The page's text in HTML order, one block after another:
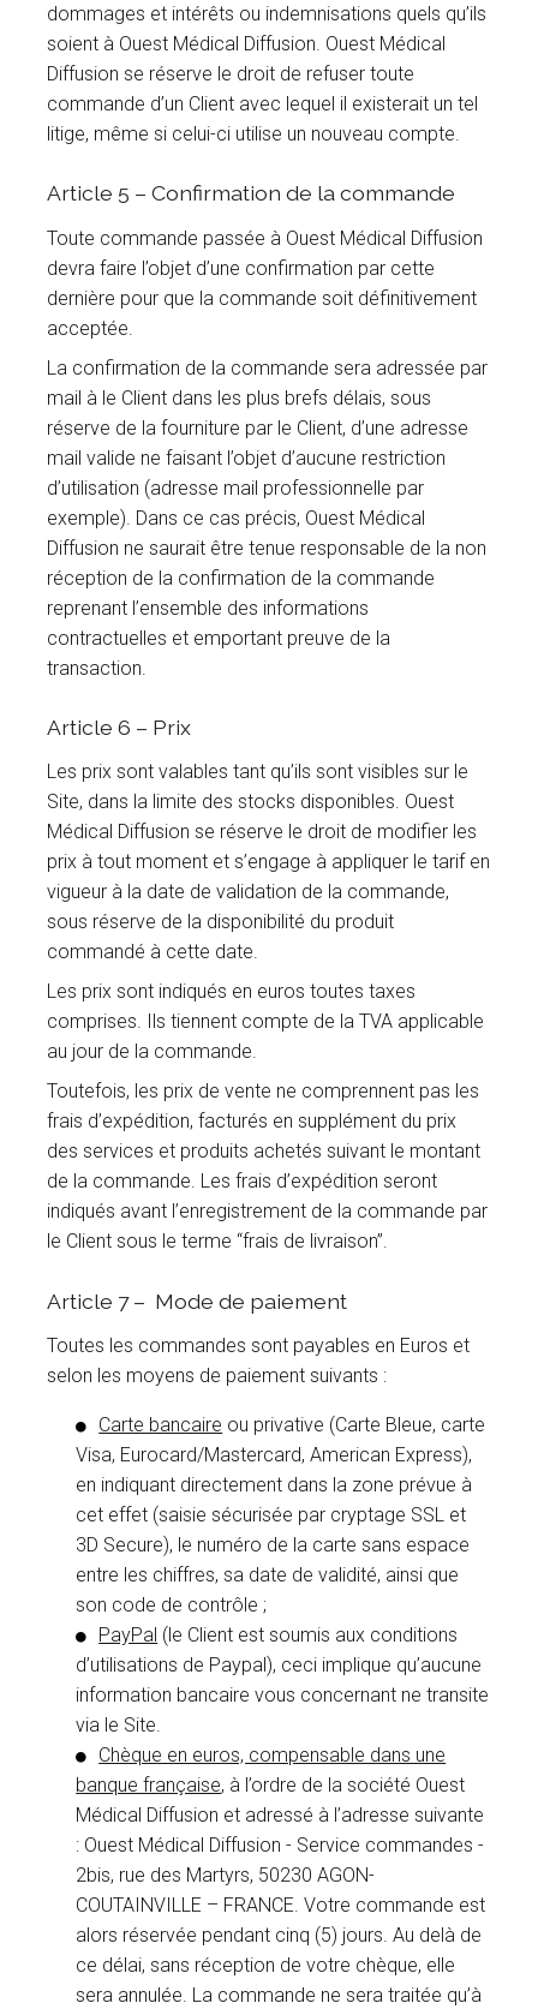
dommages et intérêts ou indemnisations quels qu’ils
soient à Ouest Médical Diffusion. Ouest Médical
Diffusion se réserve le droit de refuser toute
commande d’un Client avec lequel il existerait un tel
litige, même si celui-ci utilise un nouveau compte.
Article 5 – Confirmation de la commande
Toute commande passée à Ouest Médical Diffusion
devra faire l’objet d’une confirmation par cette
dernière pour que la commande soit définitivement
acceptée.
La confirmation de la commande sera adressée par
mail à le Client dans les plus brefs délais, sous
réserve de la fourniture par le Client, d’une adresse
mail valide ne faisant l’objet d’aucune restriction
d’utilisation (adresse mail professionnelle par
exemple). Dans ce cas précis, Ouest Médical
Diffusion ne saurait être tenue responsable de la non
réception de la confirmation de la commande
reprenant l’ensemble des informations
contractuelles et emportant preuve de la
transaction.
Article 6 – Prix
Les prix sont valables tant qu’ils sont visibles sur le
Site, dans la limite des stocks disponibles. Ouest
Médical Diffusion se réserve le droit de modifier les
prix à tout moment et s’engage à appliquer le tarif en
vigueur à la date de validation de la commande,
sous réserve de la disponibilité du produit
commandé à cette date.
Les prix sont indiqués en euros toutes taxes
comprises. Ils tiennent compte de la TVA applicable
au jour de la commande.
Toutefois, les prix de vente ne comprennent pas les
frais d’expédition, facturés en supplément du prix
des services et produits achetés suivant le montant
de la commande. Les frais d’expédition seront
indiqués avant l’enregistrement de la commande par
le Client sous le terme “frais de livraison”.
Article 7 – Mode de paiement
Toutes les commandes sont payables en Euros et
selon les moyens de paiement suivants :
Carte bancaire ou privative (Carte Bleue, carte
Visa, Eurocard/Mastercard, American Express),
en indiquant directement dans la zone prévue à
cet effet (saisie sécurisée par cryptage SSL et
3D Secure), le numéro de la carte sans espace
entre les chiffres, sa date de validité, ainsi que
son code de contrôle ;
PayPal (le Client est soumis aux conditions
d’utilisations de Paypal), ceci implique qu’aucune
information bancaire vous concernant ne transite
via le Site.
Chèque en euros, compensable dans une
banque française, à l’ordre de la société Ouest
Médical Diffusion et adressé à l’adresse suivante
: Ouest Médical Diffusion - Service commandes -
2bis, rue des Martyrs, 50230 AGON-
COUTAINVILLE – FRANCE. Votre commande est
alors réservée pendant cinq (5) jours. Au delà de
ce délai, sans réception de votre chèque, elle
sera annulée. La commande ne sera traitée qu’à